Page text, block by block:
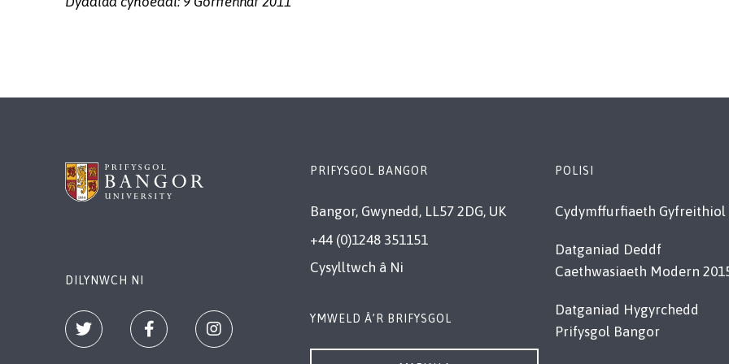
DILYNWCH NI
PRIFYSGOL BANGOR
Bangor, Gwynedd, LL57 2DG, UK
+44 (0)1248 351151
Cysylltwch â Ni
YMWELD Â’R BRIFYSGOL
POLISI
Cydymffurfiaeth Gyfreithiol
Datganiad Deddf
Caethwasiaeth Modern
Datganiad Hygyrchedd
Prifysgol Bangor